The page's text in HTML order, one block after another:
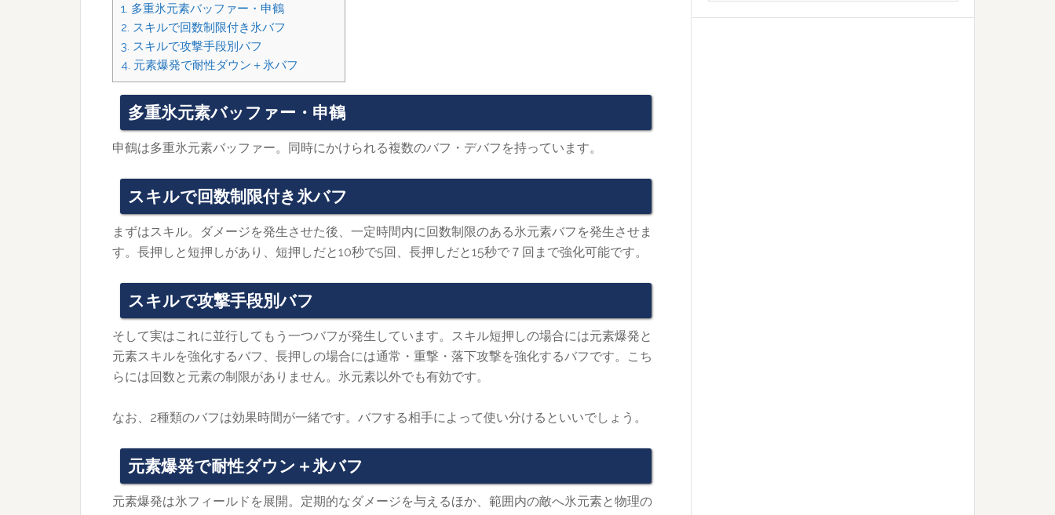
1. 多重氷元素バッファー・申鶴
2. スキルで回数制限付き氷バフ
3. スキルで攻撃手段別バフ
4. 元素爆発で耐性ダウン＋氷バフ
多重氷元素バッファー・申鶴
申鶴は多重氷元素バッファー。同時にかけられる複数のバフ・デバフを持っています。
スキルで回数制限付き氷バフ
まずはスキル。ダメージを発生させた後、一定時間内に回数制限のある氷元素バフを発生させま
す。長押しと短押しがあり、短押しだと10秒で5回、長押しだと15秒で７回まで強化可能です。
スキルで攻撃手段別バフ
そして実はこれに並行してもう一つバフが発生しています。スキル短押しの場合には元素爆発と
元素スキルを強化するバフ、長押しの場合には通常・重撃・落下攻撃を強化するバフです。こち
らには回数と元素の制限がありません。氷元素以外でも有効です。
なお、2種類のバフは効果時間が一緒です。バフする相手によって使い分けるといいでしょう。
元素爆発で耐性ダウン＋氷バフ
元素爆発は氷フィールドを展開。定期的なダメージを与えるほか、範囲内の敵へ氷元素と物理の